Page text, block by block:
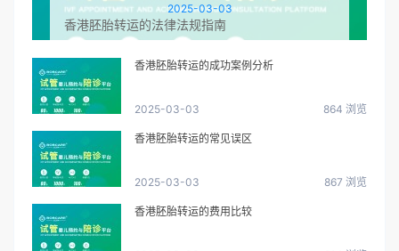
2025-03-03
香港胚胎转运的法律法规指南
香港胚胎转运的成功案例分析
2025-03-03 864 浏览
香港胚胎转运的常见误区
2025-03-03 867 浏览
香港胚胎转运的费用比较